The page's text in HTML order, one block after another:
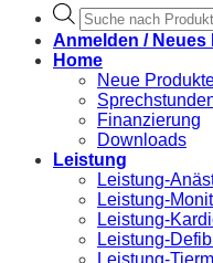
Products
search
Anmelden /
Home
Neue
Finanzierung
Downloads
Leistung
Leistung-
Leistung-
Leistung-
Leistung-